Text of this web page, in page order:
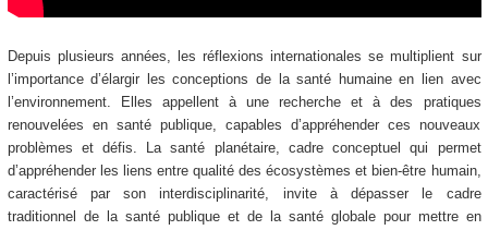
Depuis plusieurs années, les réflexions internationales se multiplient sur
l’importance d’élargir les conceptions de la santé humaine en lien avec
l’environnement. Elles appellent à une recherche et à des pratiques
renouvelées en santé publique, capables d’appréhender ces nouveaux
problèmes et défis. La santé planétaire, cadre conceptuel qui permet
d’appréhender les liens entre qualité des écosystèmes et bien-être humain,
caractérisé par son interdisciplinarité, invite à dépasser le cadre
traditionnel de la santé publique et de la santé globale pour mettre en